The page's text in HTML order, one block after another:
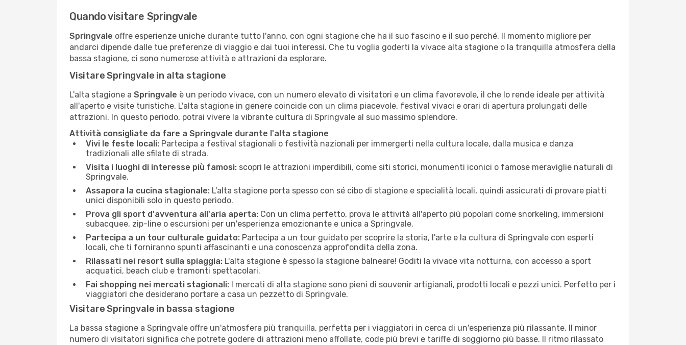
Quando visitare Springvale
Springvale offre esperienze uniche durante tutto l'anno, con ogni stagione che ha il suo fascino e il suo perché. Il momento migliore per
andarci dipende dalle tue preferenze di viaggio e dai tuoi interessi. Che tu voglia goderti la vivace alta stagione o la tranquilla atmosfera della
bassa stagione, ci sono numerose attività e attrazioni da esplorare.
Visitare Springvale in alta stagione
L'alta stagione a Springvale è un periodo vivace, con un numero elevato di visitatori e un clima favorevole, il che lo rende ideale per attività
all'aperto e visite turistiche. L'alta stagione in genere coincide con un clima piacevole, festival vivaci e orari di apertura prolungati delle
attrazioni. In questo periodo, potrai vivere la vibrante cultura di Springvale al suo massimo splendore.
Attività consigliate da fare a Springvale durante l'alta stagione
Vivi le feste locali: Partecipa a festival stagionali o festività nazionali per immergerti nella cultura locale, dalla musica e danza
tradizionali alle sfilate di strada.
Visita i luoghi di interesse più famosi: scopri le attrazioni imperdibili, come siti storici, monumenti iconici o famose meraviglie naturali di
Springvale.
Assapora la cucina stagionale: L'alta stagione porta spesso con sé cibo di stagione e specialità locali, quindi assicurati di provare piatti
unici disponibili solo in questo periodo.
Prova gli sport d'avventura all'aria aperta: Con un clima perfetto, prova le attività all'aperto più popolari come snorkeling, immersioni
subacquee, zip-line o escursioni per un'esperienza emozionante e unica a Springvale.
Partecipa a un tour culturale guidato: Partecipa a un tour guidato per scoprire la storia, l'arte e la cultura di Springvale con esperti
locali, che ti forniranno spunti affascinanti e una conoscenza approfondita della zona.
Rilassati nei resort sulla spiaggia: L'alta stagione è spesso la stagione balneare! Goditi la vivace vita notturna, con accesso a sport
acquatici, beach club e tramonti spettacolari.
Fai shopping nei mercati stagionali: I mercati di alta stagione sono pieni di souvenir artigianali, prodotti locali e pezzi unici. Perfetto per i
viaggiatori che desiderano portare a casa un pezzetto di Springvale.
Visitare Springvale in bassa stagione
La bassa stagione a Springvale offre un'atmosfera più tranquilla, perfetta per i viaggiatori in cerca di un'esperienza più rilassante. Il minor
numero di visitatori significa che potrete godere di attrazioni meno affollate, code più brevi e tariffe di soggiorno più basse. Il ritmo rilassato